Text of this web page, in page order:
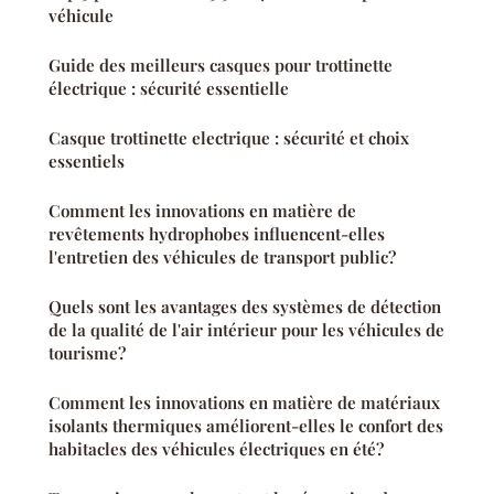
véhicule
Guide des meilleurs casques pour trottinette
électrique : sécurité essentielle
Casque trottinette electrique : sécurité et choix
essentiels
Comment les innovations en matière de
revêtements hydrophobes influencent-elles
l'entretien des véhicules de transport public?
Quels sont les avantages des systèmes de détection
de la qualité de l'air intérieur pour les véhicules de
tourisme?
Comment les innovations en matière de matériaux
isolants thermiques améliorent-elles le confort des
habitacles des véhicules électriques en été?